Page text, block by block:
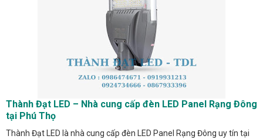
Thành Đạt LED – Nhà cung cấp đèn LED Panel Rạng Đông
tại Phú Thọ
Thành Đạt LED là nhà cung cấp đèn LED Panel Rạng Đông uy tín tại